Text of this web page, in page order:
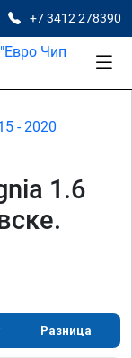
+7 3412 278390
- 2020
1.6
Разница